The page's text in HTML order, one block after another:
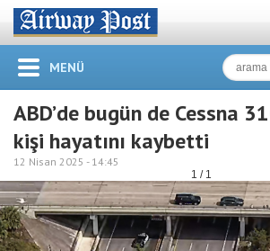
MENÜ
ABD’de bugün de Cessna
kişi hayatını kaybetti
12 Nisan 2025 - 14:45
1 / 1